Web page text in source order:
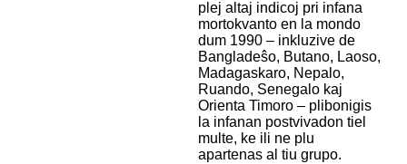
plej altaj indicoj pri infana
mortokvanto en la mondo
dum 1990 – inkluzive de
Bangladeŝo, Butano, Laoso,
Madagaskaro, Nepalo,
Ruando, Senegalo kaj
Orienta Timoro – plibonigis
la infanan postvivadon tiel
multe, ke ili ne plu
apartenas al tiu grupo.